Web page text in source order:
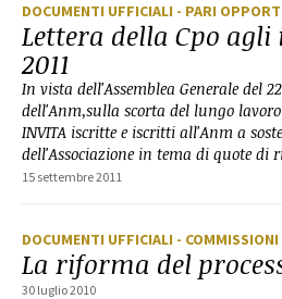
DOCUMENTI UFFICIALI - PARI
Lettera della Cpo
2011
In vista dell'Assemblea Generale del
dell'Anm,sulla scorta del lungo
INVITA iscritte e iscritti all'Anm a
dell'Associazione in tema di quote di
15 settembre 2011
DOCUMENTI UFFICIALI -
La riforma del
30 luglio 2010